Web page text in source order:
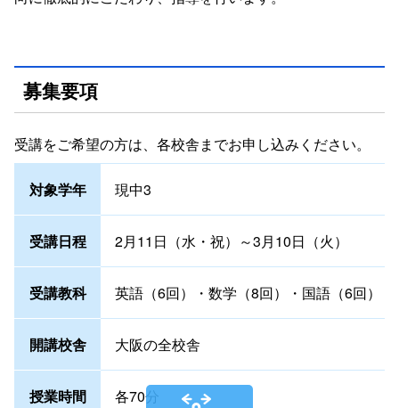
募集要項
受講をご希望の方は、各校舎までお申し込みください。
対象学年 現中3
受講日程 2月11日（水・祝）～3月10日（火）
受講教科 英語（6回）・数学（8回）・国語（6回）
開講校舎 大阪の全校舎
授業時間 各70分